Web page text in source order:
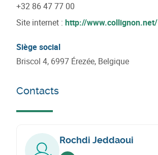
+32 86 47 77 00
Site internet : http://www.collignon.net/
Siège social
Briscol 4, 6997 Érezée, Belgique
Contacts
Rochdi Jeddaoui